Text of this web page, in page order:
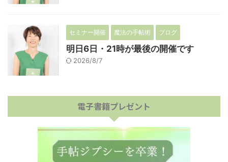
セミナー開催 魔法の手帖術 ブログ
明日6日・21時が最後の開催です
2026/8/7
電子書籍プレゼント